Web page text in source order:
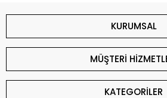
KURUMSAL
MÜŞTERİ
KATEGORİLER